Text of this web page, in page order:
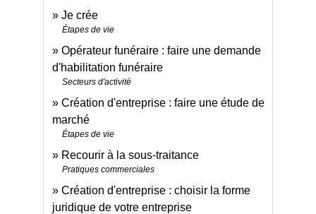
Je crée
Étapes de vie
Opérateur funéraire : faire une demande
d'habilitation funéraire
Secteurs d'activité
Création d'entreprise : faire une étude de
marché
Étapes de vie
Recourir à la sous-traitance
Pratiques commerciales
Création d'entreprise : choisir la forme
juridique de votre entreprise